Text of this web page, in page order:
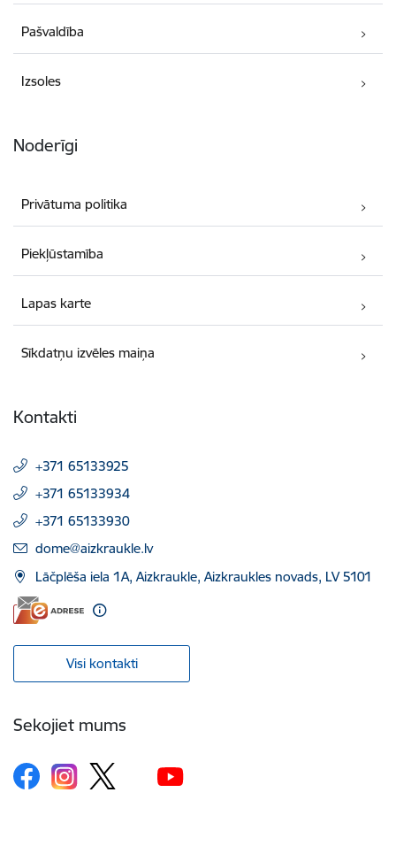
Pašvaldība
Izsoles
Noderīgi
Privātuma politika
Piekļūstamība
Lapas karte
Sīkdatņu izvēles maiņa
Kontakti
+371 65133925
+371 65133934
+371 65133930
E-pasts:
dome@aizkraukle.lv
Lāčplēša iela 1A, Aizkraukle, Aizkraukles novads, LV 5101
Visi kontakti
Sekojiet mums